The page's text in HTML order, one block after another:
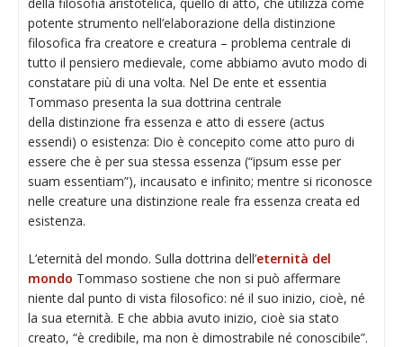
potente strumento nell’elaborazione della distinzione
filosofica fra creatore e creatura – problema centrale di
tutto il pensiero medievale, come abbiamo avuto modo di
constatare più di una volta. Nel De ente et essentia
Tommaso presenta la sua dottrina centrale
della distinzione fra essenza e atto di essere (actus
essendi) o esistenza: Dio è concepito come atto puro di
essere che è per sua stessa essenza (“ipsum esse per
suam essentiam”), incausato e infinito; mentre si riconosce
nelle creature una distinzione reale fra essenza creata ed
esistenza.
L’eternità del mondo. Sulla dottrina dell’eternità del
mondo Tommaso sostiene che non si può affermare
niente dal punto di vista filosofico: né il suo inizio, cioè, né
la sua eternità. E che abbia avuto inizio, cioè sia stato
creato, “è credibile, ma non è dimostrabile né conoscibile”.